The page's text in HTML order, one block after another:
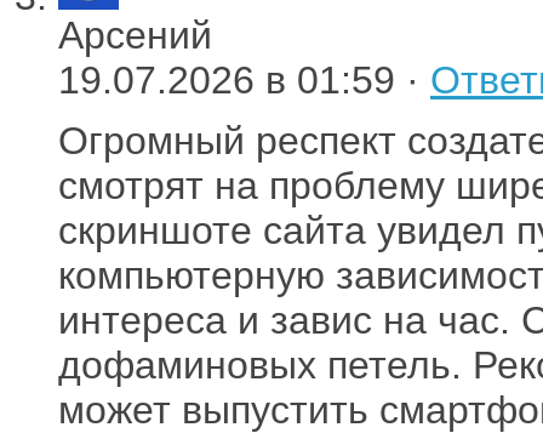
Арсений
19.07.2026 в 01:59 ·
Огромный респект
смотрят на проблему
скриншоте сайта увидел
компьютерную
интереса и завис на час.
дофаминовых петель.
может выпустить